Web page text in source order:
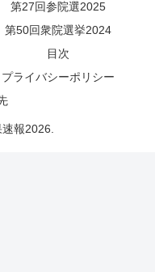
第27回参院選2025
第50回衆院選挙2024
目次
プライバシーポリシー
報2026.